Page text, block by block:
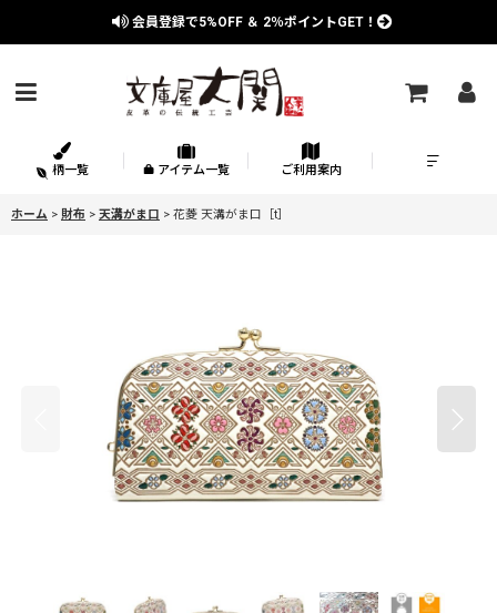
会員登録で5%OFF ＆ 2％ポイントGET！
柄一覧 アイテム一覧 ご利用案内
ホーム > 財布 > 天溝がま口 > 花菱 天溝がま口［t］